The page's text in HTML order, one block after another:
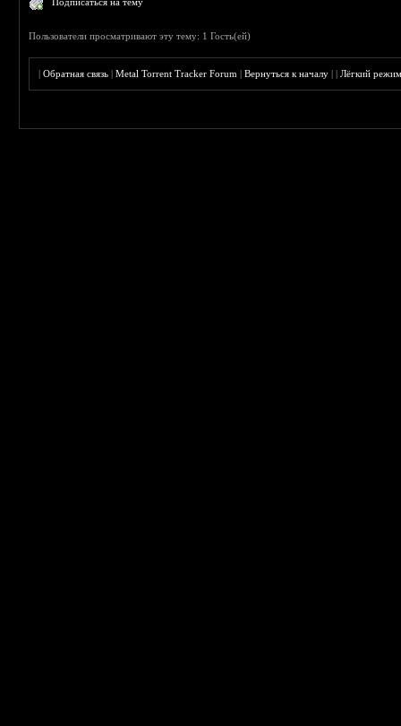
Пользователи просматривают эту тему: 1 Гость(ей)
|Обратная связь |Metal Torrent Tracker Forum |Вернуться к началу ||Лёгкий